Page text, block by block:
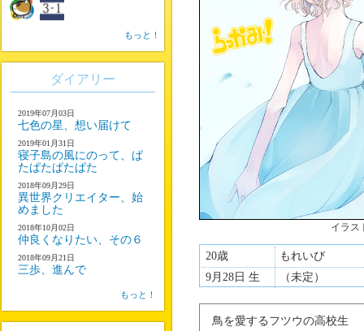
イラス
20歳
もれいび
9月28日 生
（未定）
鳥を愛するフツウの高校生
もっと！
ダイアリー
2019年07月03日
七色の星、想い届けて
2019年01月31日
寝子島の風にのって、ぱ
たぱたぱたぱた
2018年09月29日
異世界クリエイター、始
めました
2018年10月02日
仲良くなりたい、その６
2018年09月21日
三歩、進んで
もっと！